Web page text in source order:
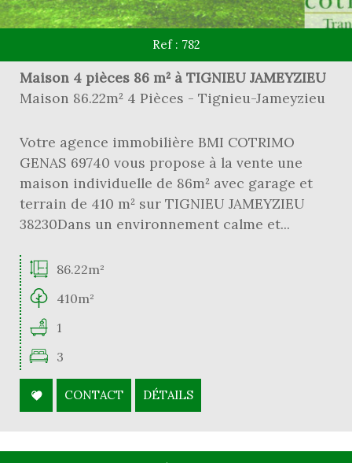
Ref : 782
Maison 4 pièces 86 m² à TIGNIEU JAMEYZIEU
Maison 86.22m² 4 Pièces - Tignieu-Jameyzieu
Votre agence immobilière BMI COTRIMO
GENAS 69740 vous propose à la vente une
maison individuelle de 86m² avec garage et
terrain de 410 m² sur TIGNIEU JAMEYZIEU
38230Dans un environnement calme et...
86.22m²
410m²
1
3
CONTACT DÉTAILS